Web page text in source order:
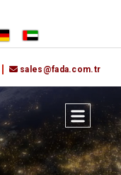
sales@fada.com.tr